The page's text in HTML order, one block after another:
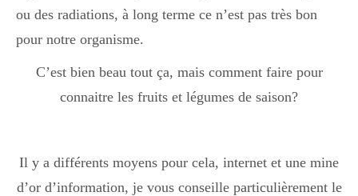
ou des radiations, à long terme ce n’est pas très bon
pour notre organisme.
C’est bien beau tout ça, mais comment faire pour
connaitre les fruits et légumes de saison?
Il y a différents moyens pour cela, internet et une mine
d’or d’information, je vous conseille particulièrement le